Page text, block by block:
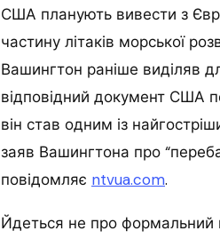
США планують вивести з
частину літаків морської
Вашингтон раніше виділяв
відповідний документ США
він став одним із
заяв Вашингтона про
повідомляє ntvua.com.
Йдеться не про